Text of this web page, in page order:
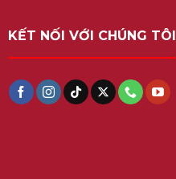
KẾT NỐI VỚI CHÚNG TÔI